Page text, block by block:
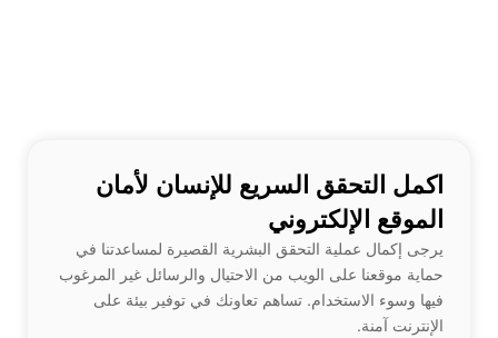
اكمل التحقق السريع للإنسان لأمان
الموقع الإلكتروني
يرجى إكمال عملية التحقق البشرية القصيرة لمساعدتنا في
حماية موقعنا على الويب من الاحتيال والرسائل غير المرغوب
فيها وسوء الاستخدام. تساهم تعاونك في توفير بيئة على
الإنترنت آمنة.